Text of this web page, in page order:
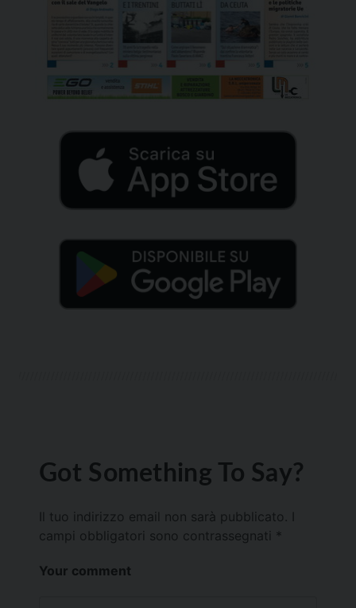
Got Something To Say?
Il tuo indirizzo email non sarà pubblicato.
campi obbligatori sono contrassegnati *
Your comment